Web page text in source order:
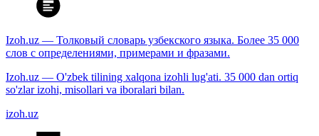
Izoh.uz — Толковый словарь узбекского языка. Более 35 000
слов с определениями, примерами и фразами.
Izoh.uz — O'zbek tilining xalqona izohli lug'ati. 35 000 dan ortiq
so'zlar izohi, misollari va iboralari bilan.
izoh.uz